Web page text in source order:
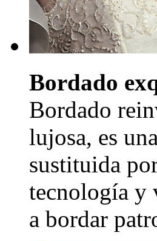
Bordado
Bordado
lujosa, es
sustituida
tecnología y
a bordar